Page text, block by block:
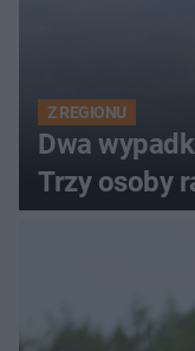
Z REGIONU
Dwa
Trzy osoby